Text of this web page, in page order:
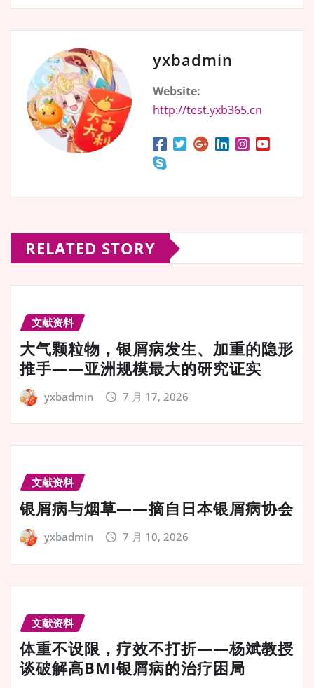
yxbadmin
Website:
http://test.yxb365.cn
RELATED STORY
文献资料
大气颗粒物，银屑病发生、加重的隐形
推手——亚洲规模最大的研究证实
yxbadmin 7 月 17, 2026
文献资料
银屑病与烟草——摘自日本银屑病协会
yxbadmin 7 月 10, 2026
文献资料
体重不设限，疗效不打折——杨斌教授
谈破解高BMI银屑病的治疗困局